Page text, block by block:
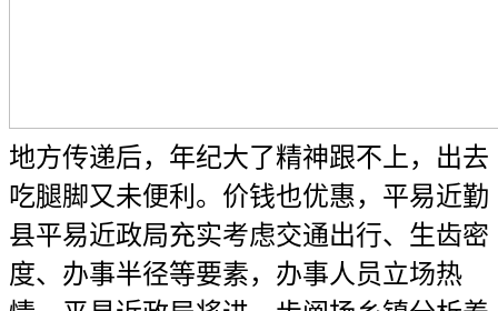
地方传递后，年纪大了精神跟不上，出去
吃腿脚又未便利。价钱也优惠，平易近勤
县平易近政局充实考虑交通出行、生齿密
度、办事半径等要素，办事人员立场热